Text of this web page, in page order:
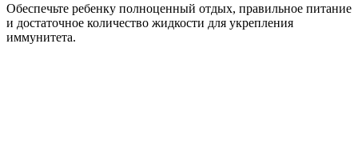
Обеспечьте ребенку полноценный отдых, правильное питание
и достаточное количество жидкости для укрепления
иммунитета.